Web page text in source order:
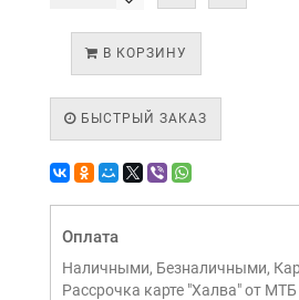
В КОРЗИНУ
БЫСТРЫЙ ЗАКАЗ
Оплата
Наличными, Безналичными,
Рассрочка карте "Халва" от